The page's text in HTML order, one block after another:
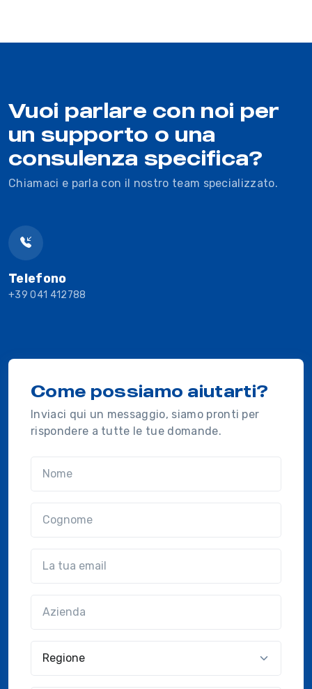
Vuoi parlare con noi per
un supporto o una
consulenza specifica?
Chiamaci e parla con il nostro team specializzato.
Telefono
+39 041 412788
Come possiamo aiutarti?
Inviaci qui un messaggio, siamo pronti per
rispondere a tutte le tue domande.